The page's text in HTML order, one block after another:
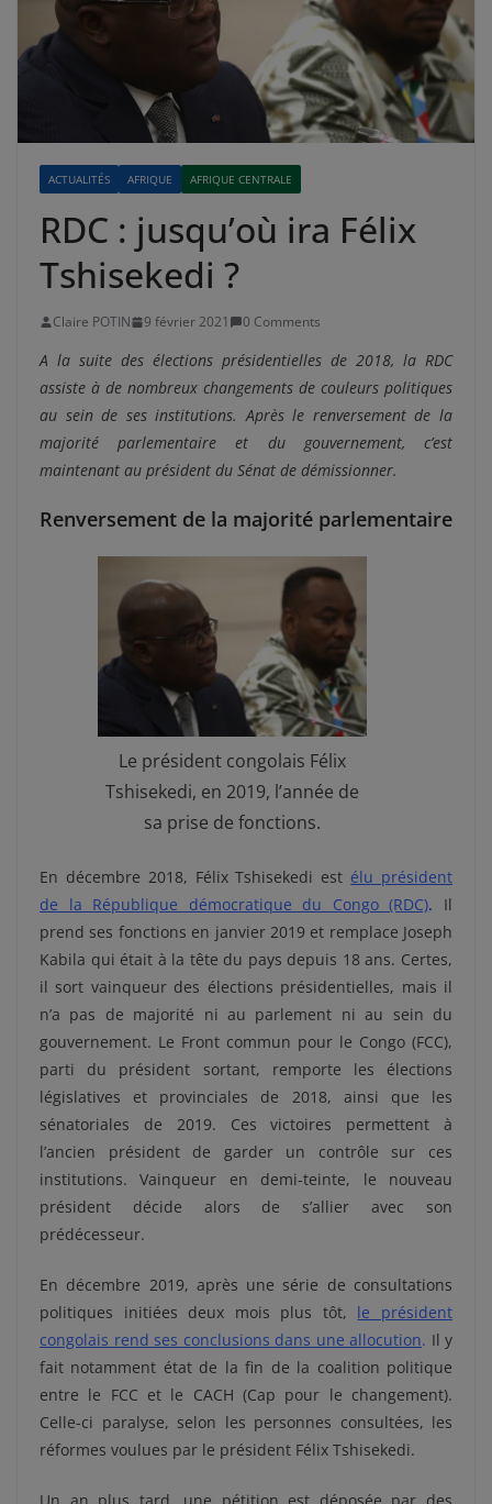
ACTUALITÉS AFRIQUE AFRIQUE CENTRALE
RDC : jusqu’où ira Félix
Tshisekedi ?
Claire POTIN 9 février 2021 0 Comments
A la suite des élections présidentielles de 2018, la RDC
assiste à de nombreux changements de couleurs politiques
au sein de ses institutions. Après le renversement de la
majorité parlementaire et du gouvernement, c’est
maintenant au président du Sénat de démissionner.
Renversement de la majorité parlementaire
Le président congolais Félix
Tshisekedi, en 2019, l’année de
sa prise de fonctions.
En décembre 2018, Félix Tshisekedi est élu président
de la République démocratique du Congo (RDC). Il
prend ses fonctions en janvier 2019 et remplace Joseph
Kabila qui était à la tête du pays depuis 18 ans. Certes,
il sort vainqueur des élections présidentielles, mais il
n’a pas de majorité ni au parlement ni au sein du
gouvernement. Le Front commun pour le Congo (FCC),
parti du président sortant, remporte les élections
législatives et provinciales de 2018, ainsi que les
sénatoriales de 2019. Ces victoires permettent à
l’ancien président de garder un contrôle sur ces
institutions. Vainqueur en demi-teinte, le nouveau
président décide alors de s’allier avec son
prédécesseur.
En décembre 2019, après une série de consultations
politiques initiées deux mois plus tôt, le président
congolais rend ses conclusions dans une allocution. Il y
fait notamment état de la fin de la coalition politique
entre le FCC et le CACH (Cap pour le changement).
Celle-ci paralyse, selon les personnes consultées, les
réformes voulues par le président Félix Tshisekedi.